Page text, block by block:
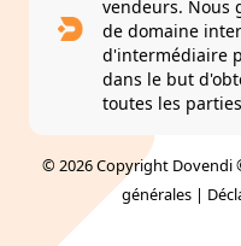
vendeurs. Nous
de domaine
d'intermédiaire
dans le but
toutes les
© 2026 Copyright Dovendi
générales |